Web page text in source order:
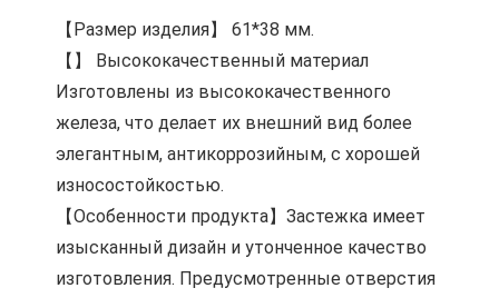
【Размер изделия】 61*38 мм.
【】 Высококачественный материал
Изготовлены из высококачественного
железа, что делает их внешний вид более
элегантным, антикоррозийным, с хорошей
износостойкостью.
【Особенности продукта】Застежка имеет
изысканный дизайн и утонченное качество
изготовления. Предусмотренные отверстия